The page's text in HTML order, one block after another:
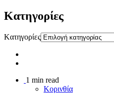
Kατηγορίες
Kατηγορίες
1 min read
Κορινθία